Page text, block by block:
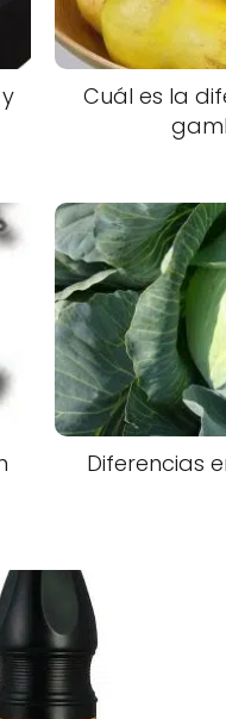
Cuál es la
Diferencias